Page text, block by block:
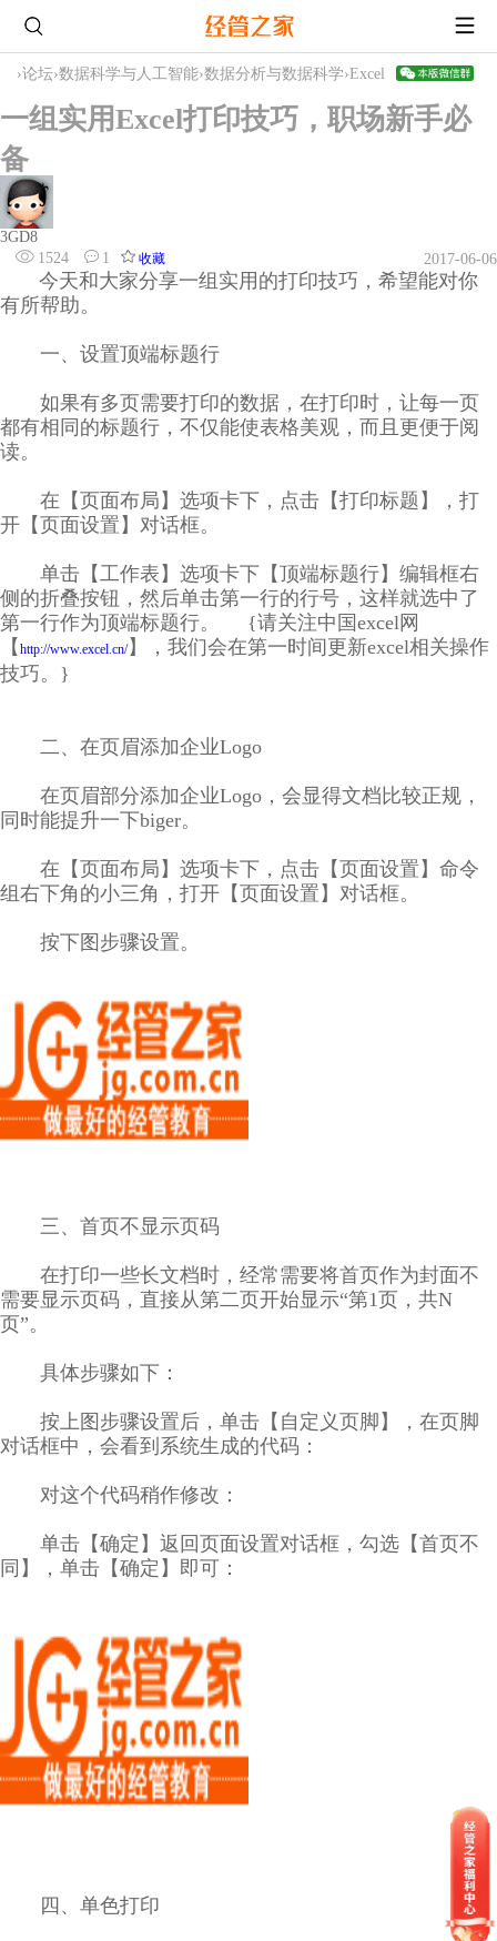
›论坛›数据科学与人工智能›数据分析与数据科学›Excel
一组实用Excel打印技巧，职场新手必
备
3GD8
1524
1 收藏 2017-06-06
今天和大家分享一组实用的打印技巧，希望能对你
有所帮助。
一、设置顶端标题行
如果有多页需要打印的数据，在打印时，让每一页
都有相同的标题行，不仅能使表格美观，而且更便于阅
读。
在【页面布局】选项卡下，点击【打印标题】，打
开【页面设置】对话框。
单击【工作表】选项卡下【顶端标题行】编辑框右
侧的折叠按钮，然后单击第一行的行号，这样就选中了
第一行作为顶端标题行。 {请关注中国excel网
【 http://www.excel.cn/】，我们会在第一时间更新excel相关操作
技巧。}
二、在页眉添加企业Logo
在页眉部分添加企业Logo，会显得文档比较正规，
同时能提升一下biger。
在【页面布局】选项卡下，点击【页面设置】命令
组右下角的小三角，打开【页面设置】对话框。
按下图步骤设置。
三、首页不显示页码
在打印一些长文档时，经常需要将首页作为封面不
需要显示页码，直接从第二页开始显示“第1页，共N
页”。
具体步骤如下：
按上图步骤设置后，单击【自定义页脚】，在页脚
对话框中，会看到系统生成的代码：
对这个代码稍作修改：
单击【确定】返回页面设置对话框，勾选【首页不
同】，单击【确定】即可：
四、单色打印